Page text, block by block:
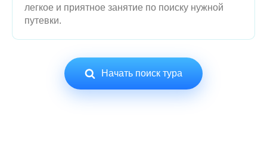
фильтрам такой подбор тура превращается в
легкое и приятное занятие по поиску нужной